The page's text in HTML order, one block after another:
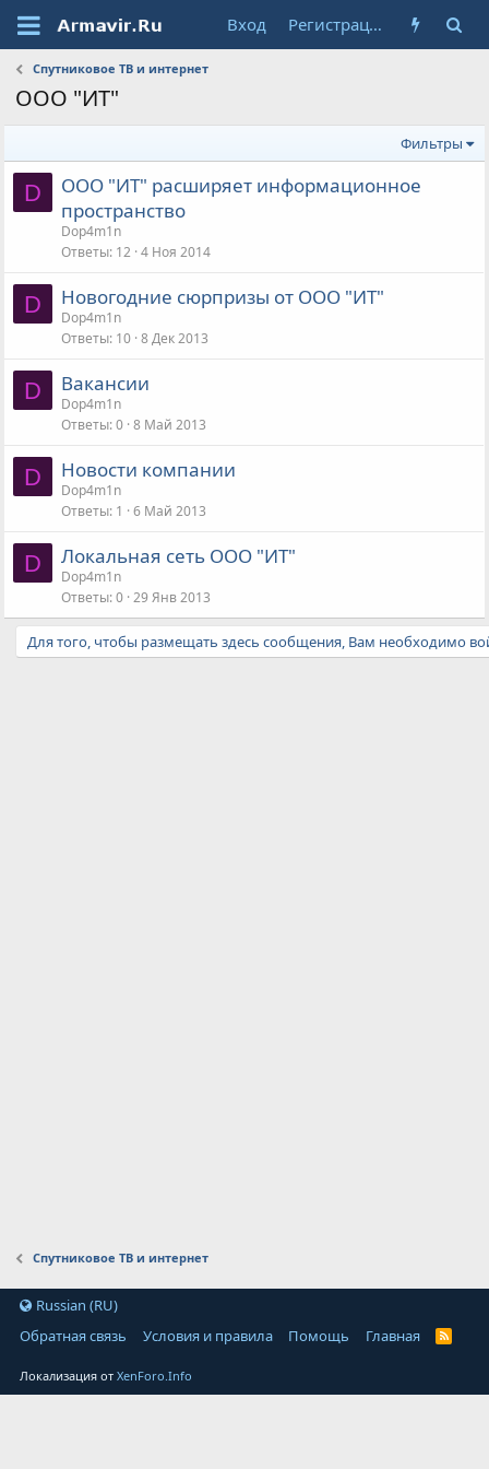
Вход Регистрация
Спутниковое ТВ и интернет
ООО "ИТ"
Фильтры
D
ООО "ИТ" расширяет информационное
пространство
Dop4m1n
Ответы 12 4 Ноя 2014
D Новогодние сюрпризы от ООО "ИТ"
Dop4m1n
Ответы 10 8 Дек 2013
D Вакансии
Dop4m1n
Ответы 0 8 Май 2013
D Новости компании
Dop4m1n
Ответы 1 6 Май 2013
D Локальная сеть ООО "ИТ"
Dop4m1n
Ответы 0 29 Янв 2013
Для того, чтобы размещать здесь сообщения, Вам необходимо
Спутниковое ТВ и интернет
Russian (RU)
Обратная связь
Условия и правила Помощь Главная
Локализация отXenForo.Info